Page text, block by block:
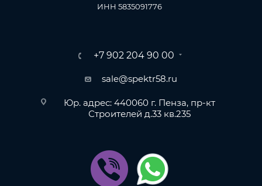
ИНН 5835091776
+7 902 204 90 00
sale@spektr58.ru
Юр. адрес: 440060 г. Пенза, пр-кт
Строителей д.33 кв.235